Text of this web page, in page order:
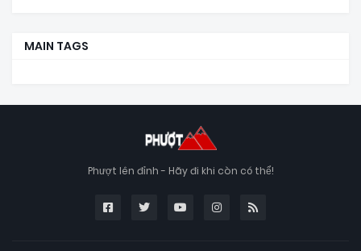
MAIN TAGS
Phượt lên đỉnh - Hãy đi khi còn có thể!